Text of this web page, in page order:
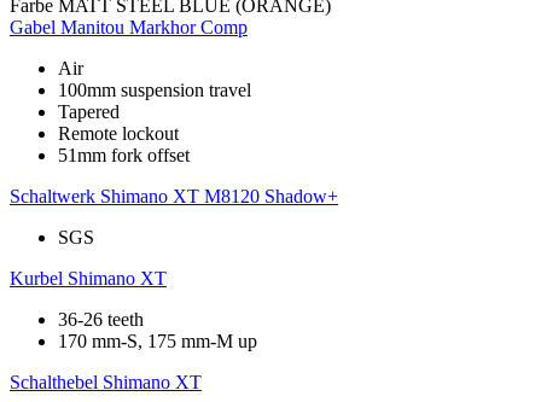
Farbe MATT STEEL BLUE (ORANGE)
Gabel Manitou Markhor Comp
Air
100mm suspension travel
Tapered
Remote lockout
51mm fork offset
Schaltwerk Shimano XT M8120 Shadow+
SGS
Kurbel Shimano XT
36-26 teeth
170 mm-S, 175 mm-M up
Schalthebel Shimano XT